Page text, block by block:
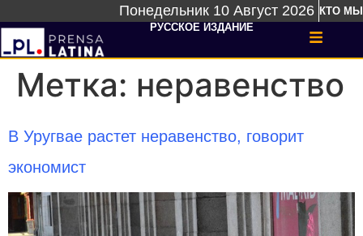
Понедельник 10 Август 2026 КТО МЫ
РУССКОЕ ИЗДАНИЕ
Метка: неравенство
В Уругвае растет неравенство, говорит
экономист